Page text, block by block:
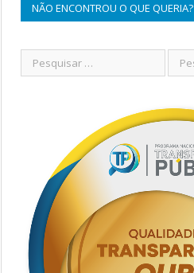
NÃO ENCONTROU O QUE QUERIA?